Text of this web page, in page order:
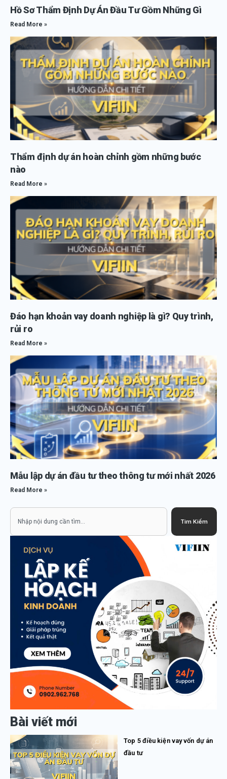
Hồ Sơ Thẩm Định Dự Án Đầu Tư Gồm Những Gì
Read More »
Thẩm định dự án hoàn chỉnh gồm những bước
nào
Read More »
Đáo hạn khoản vay doanh nghiệp là gì? Quy trình,
rủi ro
Read More »
Mẫu lập dự án đầu tư theo thông tư mới nhất 2026
Read More »
Tìm Kiếm
Bài viết mới
Top 5 điều kiện vay vốn dự án
đầu tư